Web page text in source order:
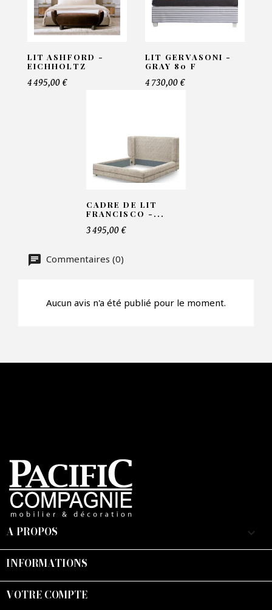
Email*
Telephone*
CAPTCHA
LIT ASHFORD -
EICHHOLTZ
4 495,00 €
LIT GERVASONI -
GRAY 80 F
4 730,00 €
CADRE DE LIT
FRANCISCO -...
3 495,00 €
Commentaires (0)
Aucun avis n'a été publié pour le moment.
A PROPOS keyboard_arrow_down
INFORMATIONS
VOTRE COMPTE